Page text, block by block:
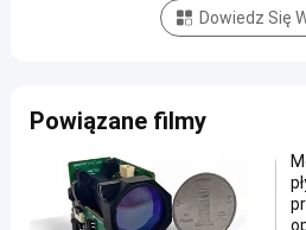
Dowiedz Się
Powiązane filmy